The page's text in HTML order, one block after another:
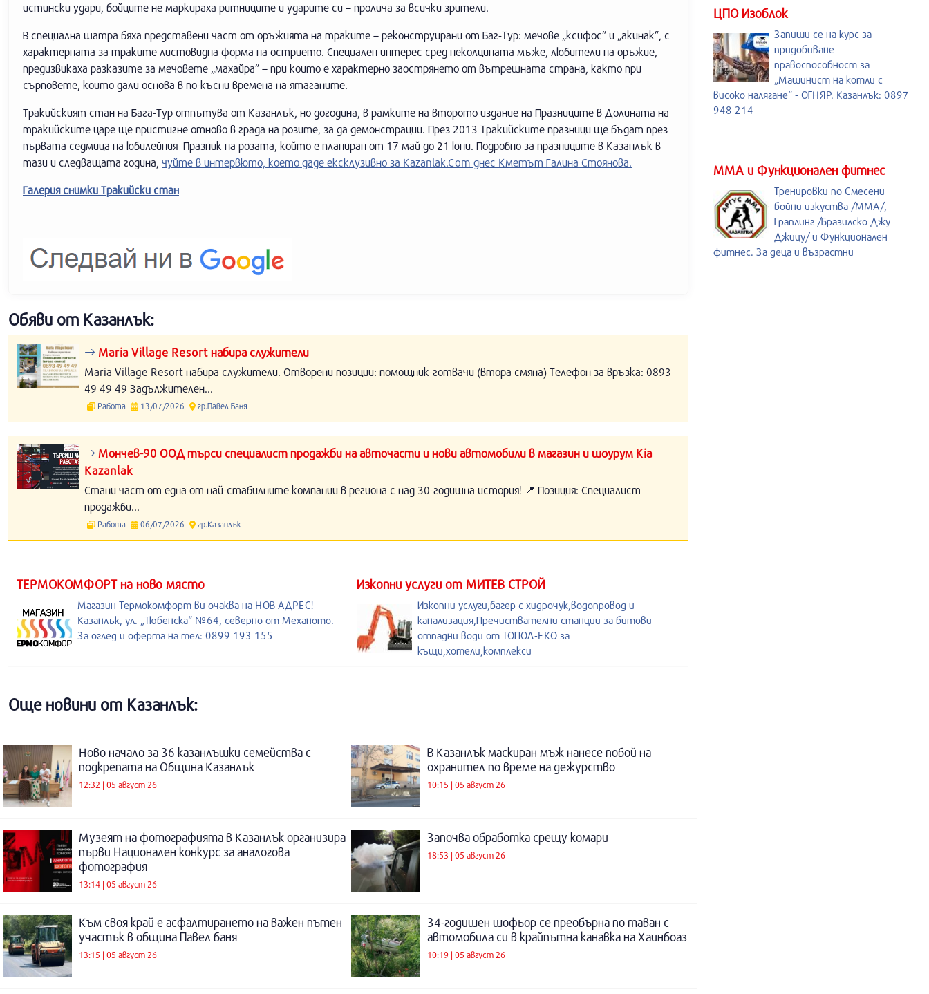
истински удари, бойците не маркираха ритниците и ударите си – пролича за всички зрители.
В специална шатра бяха представени част от оръжията на траките – реконструирани от Баг-Тур: мечове „ксифос” и „акинак”, с
характерната за траките листовидна форма на острието. Специален интерес сред неколцината мъже, любители на оръжие,
предизвикаха разказите за мечовете „махайра” – при които е характерно заострянето от вътрешната страна, както при
сърповете, които дали основа в по-късни времена на ятаганите.
Тракийският стан на Бага-Тур отпътува от Казанлък, но догодина, в рамките на второто издание на Празниците в Долината на
тракийските царе ще пристигне отново в града на розите, за да демонстрации. През 2013 Тракийските празници ще бъдат през
първата седмица на юбилейния Празник на розата, който е планиран от 17 май до 21 юни. Подробно за празниците в Казанлък в
тази и следващата година, чуйте в интервюто, което даде ексклузивно за Kazanlak.Com днес Кметът Галина Стоянова.
Галерия снимки Тракийски стан
Обяви от Казанлък:
Maria Village Resort набира служители
Maria Village Resort набира служители. Отворени позиции: помощник-готвачи (втора смяна) Телефон за връзка: 0893
49 49 49 Задължителен...
Работа 13/07/2026 гр.Павел Баня
Мончев-90 ООД търси специалист продажби на авточасти и нови автомобили в магазин и шоурум Kia
Kazanlak
Стани част от една от най-стабилните компании в региона с над 30-годишна история! 📍 Позиция: Специалист
продажби...
Работа 06/07/2026 гр.Казанлък
ЦПО Изоблок
Запиши се на курс за
придобиване
правоспособност за
„Машинист на котли с
високо налягане“ - ОГНЯР. Казанлък: 0897
948 214
ММА и Функционален фитнес
Тренировки по Смесени
бойни изкуства /MMA/,
Граплинг /Бразилско Джу
Джицу/ и Функционален
фитнес. За деца и възрастни
ТЕРМОКОМФОРТ на ново място
Магазин Термокомфорт ви очаква на НОВ АДРЕС!
Казанлък, ул. „Тюбенска“ №64, северно от Механото.
За оглед и оферта на тел: 0899 193 155
Изкопни услуги от МИТЕВ СТРОЙ
Изкопни услуги,багер с хидрочук,водопровод и
канализация,Пречиствателни станции за битови
отпадни води от ТОПОЛ-ЕКО за
къщи,хотели,комплекси
Още новини от Казанлък:
Ново начало за 36 казанлъшки семейства с
подкрепата на Община Казанлък
12:32 | 05 август 26
В Казанлък маскиран мъж нанесе побой на
охранител по време на дежурство
10:15 | 05 август 26
Музеят на фотографията в Казанлък организира
първи Национален конкурс за аналогова
фотография
13:14 | 05 август 26
Започва обработка срещу комари
18:53 | 05 август 26
Към своя край е асфалтирането на важен пътен
участък в община Павел баня
13:15 | 05 август 26
34-годишен шофьор се преобърна по таван с
автомобила си в крайпътна канавка на Хаинбоаз
10:19 | 05 август 26